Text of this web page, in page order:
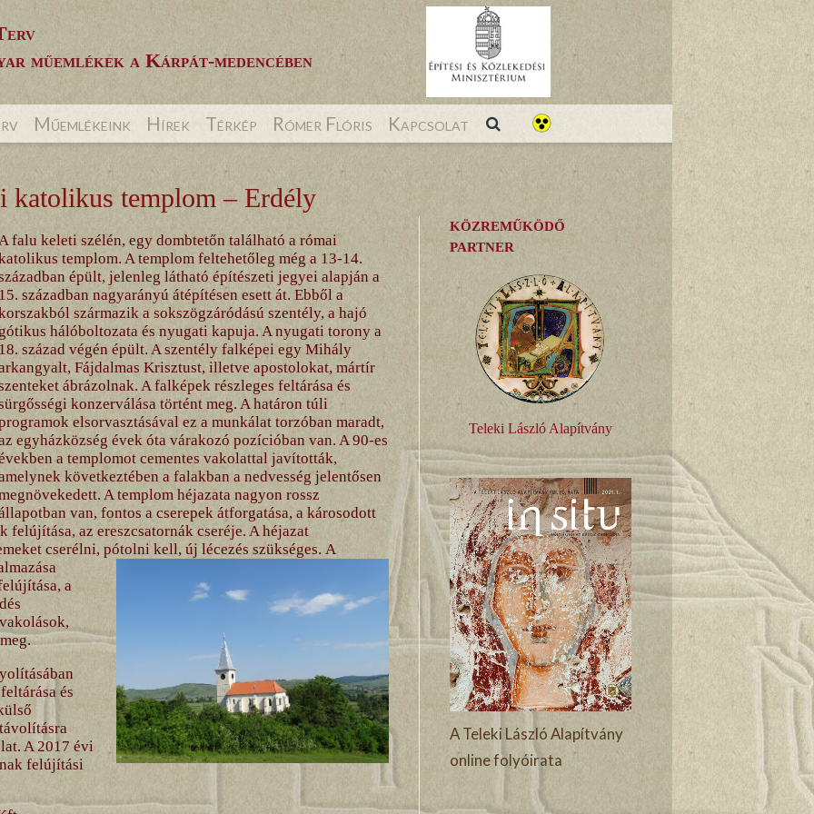
műemlékek a Kárpát-medencében
Műemlékeink Hírek Térkép Rómer Flóris Kapcsolat
katolikus templom – Erdély
A falu keleti szélén, egy dombtetőn található a római
templom. A templom feltehetőleg még a 13-14.
épült, jelenleg látható építészeti jegyei alapján a
15. században nagyarányú átépítésen esett át. Ebből a
származik a sokszögzáródású szentély, a hajó
gótikus hálóboltozata és nyugati kapuja. A nyugati torony a
18. század végén épült. A szentély falképei egy Mihály
Fájdalmas Krisztust, illetve apostolokat, mártír
ábrázolnak. A falképek részleges feltárása és
konzerválása történt meg. A határon túli
elsorvasztásával ez a munkálat torzóban maradt,
egyházközség évek óta várakozó pozícióban van. A 90-es
a templomot cementes vakolattal javították,
következtében a falakban a nedvesség jelentősen
A templom héjazata nagyon rossz
van, fontos a cserepek átforgatása, a károsodott
felújítása, az ereszcsatornák cseréje. A héjazat
cserélni, pótolni kell, új lécezés szükséges. A
a
és
A 2017 évi
felújítási
KÖZREMŰKÖDŐ
PARTNER
Teleki László Alapítvány
A Teleki László Alapítvány
online folyóirata